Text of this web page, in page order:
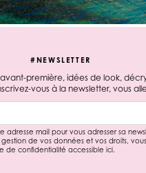
#NEWSLETTER
première, idées de look,
vous à la newsletter, vous
adresse mail pour vous adresser sa
gestion de vos données et vos droits,
de confidentialité accessible ici.